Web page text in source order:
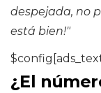
despejada, no
está bien!"
¿El